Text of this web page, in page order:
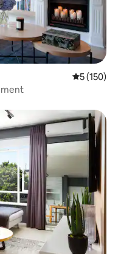
5 (150)